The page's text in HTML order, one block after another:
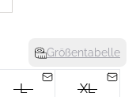
Größentabelle
L XL